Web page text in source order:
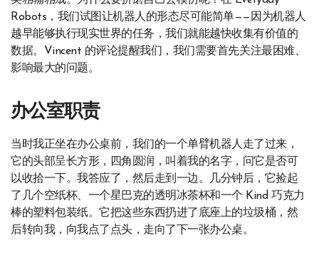
Robots，我们试图让机器人的形态尽可能简单——因为机器人
越早能够执行现实世界的任务，我们就能越快收集有价值的
数据。Vincent 的评论提醒我们，我们需要首先关注最困难、
影响最大的问题。
办公室职责
当时我正坐在办公桌前，我们的一个单臂机器人走了过来，
它的头部呈长方形，四角圆润，叫着我的名字，问它是否可
以收拾一下。我答应了，然后走到一边。几分钟后，它捡起
了几个空纸杯、一个星巴克的透明冰茶杯和一个 Kind 巧克力
棒的塑料包装纸。它把这些东西扔进了底座上的垃圾桶，然
后转向我，向我点了点头，走向了下一张办公桌。